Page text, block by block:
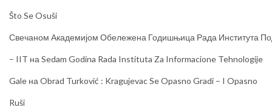
Što Se Osuši
Свечаном Академијом Обележена Годишњица Рада Института
– IIT наSedam Godina Rada Instituta Za Informacione Tehnologije
Gale наObrad Turković : Kragujevac Se Opasno Gradi – I Opasno
Ruši